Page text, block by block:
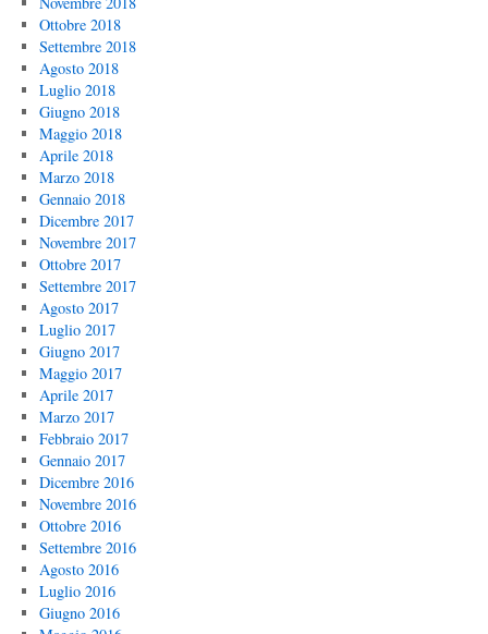
Ottobre 2018
Settembre 2018
Agosto 2018
Luglio 2018
Giugno 2018
Maggio 2018
Aprile 2018
Marzo 2018
Gennaio 2018
Dicembre 2017
Novembre 2017
Ottobre 2017
Settembre 2017
Agosto 2017
Luglio 2017
Giugno 2017
Maggio 2017
Aprile 2017
Marzo 2017
Febbraio 2017
Gennaio 2017
Dicembre 2016
Novembre 2016
Ottobre 2016
Settembre 2016
Agosto 2016
Luglio 2016
Giugno 2016